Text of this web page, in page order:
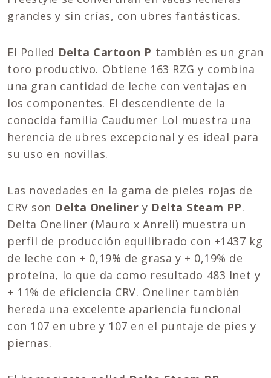
grandes y sin crías, con ubres fantásticas.
El Polled Delta Cartoon P también es un gran
toro productivo. Obtiene 163 RZG y combina
una gran cantidad de leche con ventajas en
los componentes. El descendiente de la
conocida familia Caudumer Lol muestra una
herencia de ubres excepcional y es ideal para
su uso en novillas.
Las novedades en la gama de pieles rojas de
CRV son Delta Oneliner y Delta Steam PP.
Delta Oneliner (Mauro x Anreli) muestra un
perfil de producción equilibrado con +1437 kg
de leche con + 0,19% de grasa y + 0,19% de
proteína, lo que da como resultado 483 Inet y
+ 11% de eficiencia CRV. Oneliner también
hereda una excelente apariencia funcional
con 107 en ubre y 107 en el puntaje de pies y
piernas.